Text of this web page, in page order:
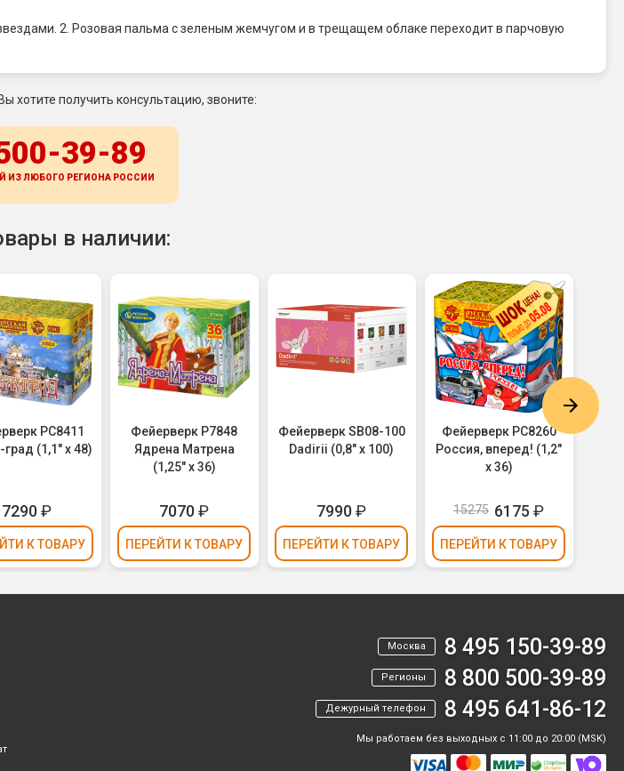
2. Розовая пальма с зеленым жемчугом и в трещащем облаке переходит в парчовую
хотите получить консультацию, звоните:
39-89
ИЗ ЛЮБОГО РЕГИОНА РОССИИ
в наличии:
РС8411
(1,1" х 48)
7290₽
К ТОВАРУ
Фейерверк Р7848
Ядрена Матрена
(1,25" х 36)
7070₽
ПЕРЕЙТИ К ТОВАРУ
Фейерверк SB08-100
Dadirii (0,8" х 100)
7990₽
ПЕРЕЙТИ К ТОВАРУ
Фейерверк РС8260
Россия, вперед! (1,2"
х 36)
15275 6175 ₽
ПЕРЕЙТИ К ТОВАРУ
Москва 8 495 150-39-89
Регионы 8 800 500-39-89
Дежурный телефон 8 495 641-86-12
Мы работаем без выходных с 11:00 до 20:00 (MSK)